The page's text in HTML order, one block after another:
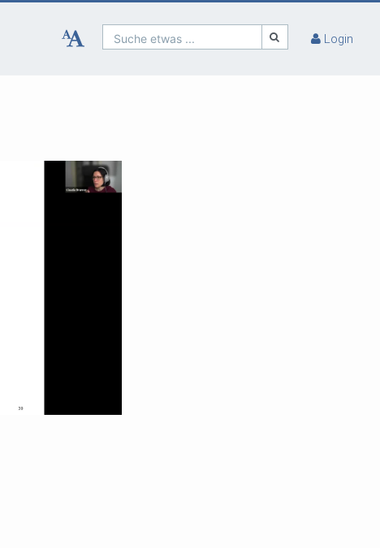
Suche etwas ... Login